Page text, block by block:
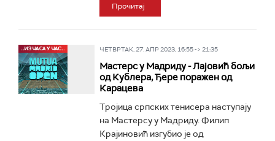
Прочитај
ЧЕТВРТАК, 27. АПР 2023, 16:55 -> 21:35
Мастерс у Мадриду - Лајовић бољи
од Кублера, Ђере поражен од
Карацева
Тројица српских тенисера наступају
на Мастерсу у Мадриду. Филип
Крајиновић изгубио је од